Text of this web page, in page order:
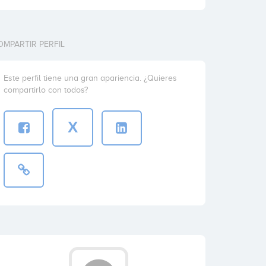
PERFIL
Este perfil tiene una gran apariencia. ¿Quieres
compartirlo con todos?
X